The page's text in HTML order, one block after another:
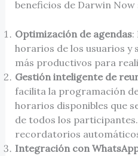
beneficios de Darwin
Optimización de agendas:
horarios de los usuarios y
más productivos para
Gestión inteligente de
facilita la programación
horarios disponibles que
de todos los
recordatorios
Integración con